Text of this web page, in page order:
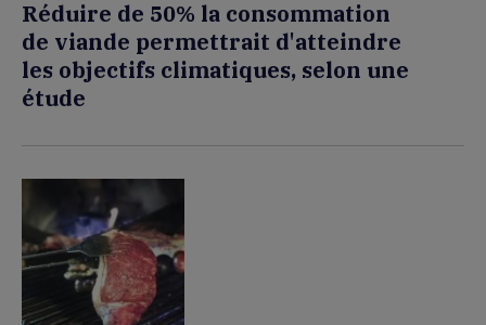
Réduire de 50% la consommation
de viande permettrait d'atteindre
les objectifs climatiques, selon une
étude